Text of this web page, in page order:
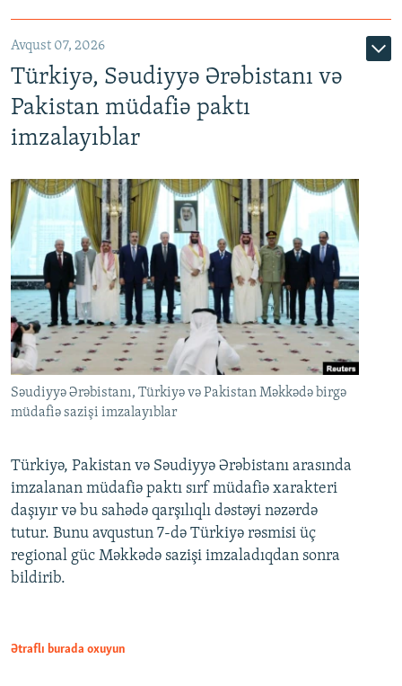
Avqust 07, 2026
Türkiyə, Səudiyyə Ərəbistanı və
Pakistan müdafiə paktı
imzalayıblar
Səudiyyə Ərəbistanı, Türkiyə və Pakistan Məkkədə birgə
müdafiə sazişi imzalayıblar
Türkiyə, Pakistan və Səudiyyə Ərəbistanı arasında
imzalanan müdafiə paktı sırf müdafiə xarakteri
daşıyır və bu sahədə qarşılıqlı dəstəyi nəzərdə
tutur. Bunu avqustun 7-də Türkiyə rəsmisi üç
regional güc Məkkədə sazişi imzaladıqdan sonra
bildirib.
Ətraflı burada oxuyun